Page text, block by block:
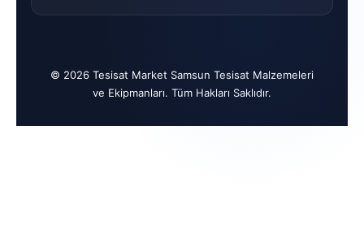
© 2026 Tesisat Market Samsun Tesisat Malzemeleri
ve Ekipmanları. Tüm Hakları Saklıdır.